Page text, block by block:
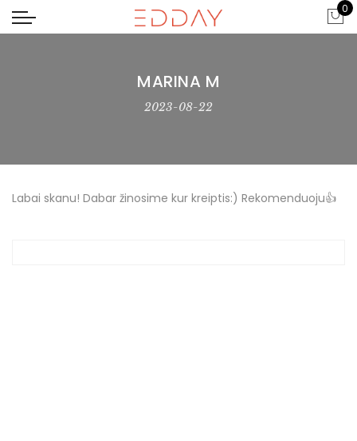
0
MARINA M
2023-08-22
Labai skanu! Dabar žinosime kur kreiptis:) Rekomenduoju👍